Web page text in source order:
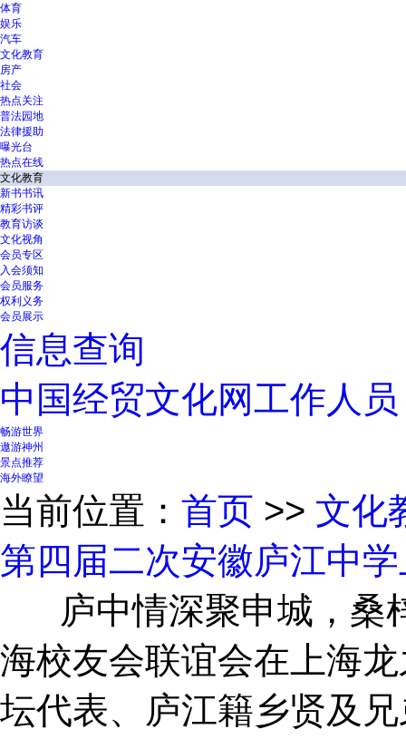
体育
娱乐
汽车
文化教育
房产
社会
热点关注
普法园地
法律援助
曝光台
热点在线
文化教育
新书书讯
精彩书评
教育访谈
文化视角
会员专区
入会须知
会员服务
权利义务
会员展示
信息查询
中国经贸文化网工作人员
畅游世界
遨游神州
景点推荐
海外瞭望
当前位置： 首页 >> 文化
第四届二次安徽庐江中
庐中情深聚申城，桑
海校友会联谊会在上海
坛代表、庐江籍乡贤及